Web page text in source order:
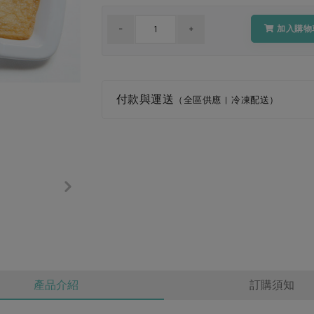
加入購物
付款與運送 （全區供應 | 冷凍配送）
產品介紹 訂購須知